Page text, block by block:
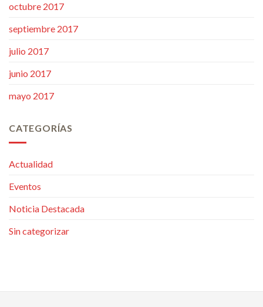
octubre 2017
septiembre 2017
julio 2017
junio 2017
mayo 2017
CATEGORÍAS
Actualidad
Eventos
Noticia Destacada
Sin categorizar